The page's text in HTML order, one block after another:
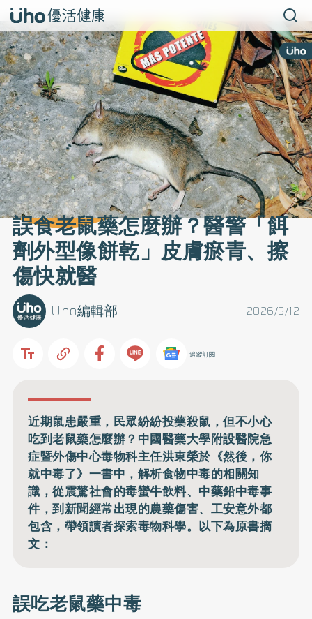
誤食老鼠藥怎麼辦？醫警「餌
劑外型像餅乾」皮膚瘀青、擦
傷快就醫
2026/5/12
Uho編輯部
追蹤訂閱
近期鼠患嚴重，民眾紛紛投藥殺鼠，但不小心
吃到老鼠藥怎麼辦？中國醫藥大學附設醫院急
症暨外傷中心毒物科主任洪東榮於《然後，你
就中毒了》一書中，解析食物中毒的相關知
識，從震驚社會的毒蠻牛飲料、中藥鉛中毒事
件，到新聞經常出現的農藥傷害、工安意外都
包含，帶領讀者探索毒物科學。以下為原書摘
文：
誤吃老鼠藥中毒